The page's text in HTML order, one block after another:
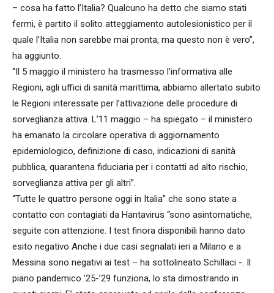
– cosa ha fatto l’Italia? Qualcuno ha detto che siamo stati
fermi, è partito il solito atteggiamento autolesionistico per il
quale l’Italia non sarebbe mai pronta, ma questo non è vero”,
ha aggiunto.
“Il 5 maggio il ministero ha trasmesso l’informativa alle
Regioni, agli uffici di sanità marittima, abbiamo allertato subito
le Regioni interessate per l’attivazione delle procedure di
sorveglianza attiva. L’11 maggio – ha spiegato – il ministero
ha emanato la circolare operativa di aggiornamento
epidemiologico, definizione di caso, indicazioni di sanità
pubblica, quarantena fiduciaria per i contatti ad alto rischio,
sorveglianza attiva per gli altri”.
“Tutte le quattro persone oggi in Italia” che sono state a
contatto con contagiati da Hantavirus “sono asintomatiche,
seguite con attenzione. I test finora disponibili hanno dato
esito negativo Anche i due casi segnalati ieri a Milano e a
Messina sono negativi ai test – ha sottolineato Schillaci -. Il
piano pandemico ’25-’29 funziona, lo sta dimostrando in